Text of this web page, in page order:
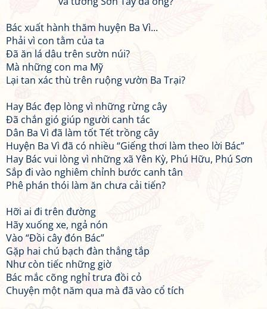
Bác xuất hành thăm huyện Ba Vì...
Phải vì con tằm của ta
Đã ăn lá dâu trên sườn núi?
Mà những con ma Mỹ
Lại tan xác thù trên ruộng vườn Ba Trại?
Hay Bác đẹp lòng vì những rừng cây
Đã chắn gió giúp người canh tác
Dân Ba Vì đã làm tốt Tết trồng cây
Huyện Ba Vì đã có nhiều “Giếng thơi làm theo lời Bác”
Hay Bác vui lòng vì những xã Yên Kỳ, Phú Hữu, Phú Sơn
Sắp đi vào nghiêm chỉnh bước canh tân
Phê phán thói làm ăn chưa cải tiến?
Hỡi ai đi trên đường
Hãy xuống xe, ngả nón
Vào “Đồi cây đón Bác”
Gặp hai chú bạch đàn thẳng tắp
Như còn tiếc những giờ
Bác mắc cõng nghỉ trưa đồi cỏ
Chuyện một năm qua mà đã vào cổ tích